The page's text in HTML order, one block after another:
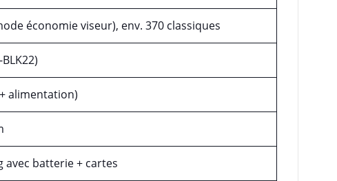
économie viseur), env. 370 classiques
alimentation)
avec batterie + cartes